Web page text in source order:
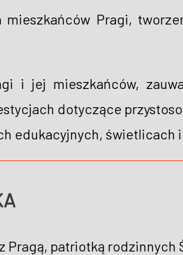
mieszkańców Pragi,
i jej mieszkańców,
dotyczące
edukacyjnych, świetlicach
Pragą, patriotką rodzinnych